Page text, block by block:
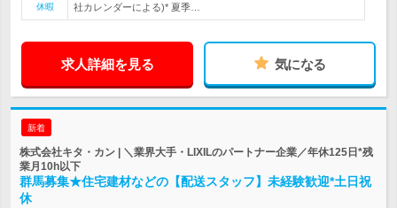
休暇
社カレンダーによる)* 夏季…
求人詳細を見る 気になる
新着
株式会社キタ・カン | ＼業界大手・LIXILのパートナー企業／年休125日*残
業月10h以下
群馬募集★住宅建材などの【配送スタッフ】未経験歓迎*土日祝
休